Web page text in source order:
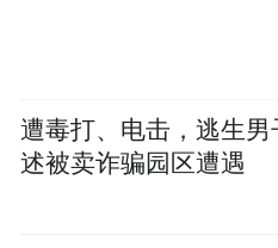
遭毒打、电击，逃生男
述被卖诈骗园区遭遇